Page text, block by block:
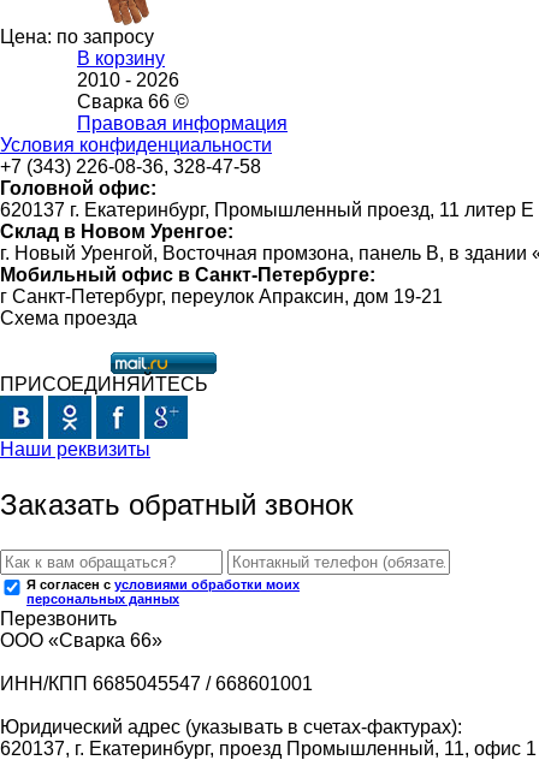
Цена: по запросу
В корзину
2010 - 2026
Сварка 66 ©
Правовая информация
Условия конфиденциальности
+7 (343) 226-08-36, 328-47-58
Головной офис:
620137 г. Екатеринбург, Промышленный проезд, 11 литер Е
Склад в Новом Уренгое:
г. Новый Уренгой, Восточная промзона, панель В, в
Мобильный офис в Санкт-Петербурге:
г Санкт-Петербург, переулок Апраксин, дом 19-21
Схема проезда
ПРИСОЕДИНЯЙТЕСЬ
Наши реквизиты
Заказать обратный звонок
Я согласен с условиями обработки моих
персональных данных
Перезвонить
ООО «Сварка 66»
ИНН/КПП 6685045547 / 668601001
Юридический адрес (указывать в счетах-фактурах):
620137, г. Екатеринбург, проезд Промышленный, 11, офис 1